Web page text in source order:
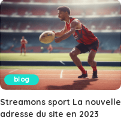
blog
Streamons sport La nouvelle
adresse du site en 2023